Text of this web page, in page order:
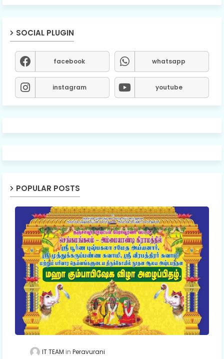
SOCIAL PLUGIN
facebook whatsapp
instagram youtube
POPULAR POSTS
IT TEAM Peravurani